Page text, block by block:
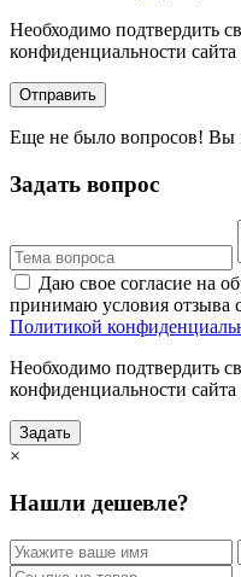
Необходимо подтвердить
конфиденциальности сайта
Отправить
Еще не было вопросов! Вы
Задать вопрос
Даю свое согласие на
принимаю условия отзыва
Политикой
Необходимо подтвердить
конфиденциальности сайта
Задать
×
Нашли дешевле?